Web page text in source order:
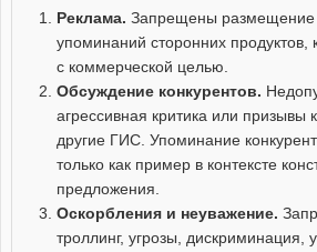
Реклама. Запрещены размещение
упоминаний сторонних продуктов,
с коммерческой целью.
Обсуждение конкурентов.
агрессивная критика или призывы
другие ГИС. Упоминание
только как пример в контексте
предложения.
Оскорбления и неуважение.
троллинг, угрозы, дискриминация,